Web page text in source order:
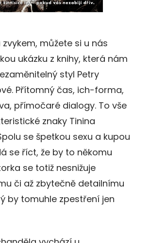
zvykem, můžete si u nás
ukázku z knihy, která nám
styl Petry
Přítomný čas, ich-forma,
přímočaré dialogy. To vše
znaky Tinina
se špetkou sexu a kupou
se říct, že by to někomu
se totiž nesnižuje
či až zbytečně detailnímu
by tomuhle zpestření jen